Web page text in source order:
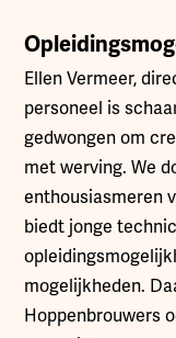
Ellen Vermeer,
personeel is
gedwongen om
met werving. We
enthousiasmeren
biedt jonge
mogelijkheden.
Hoppenbrouwers